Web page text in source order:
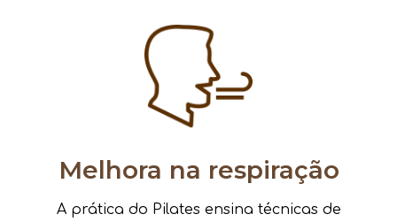
Melhora na respiração
A prática do Pilates ensina técnicas de